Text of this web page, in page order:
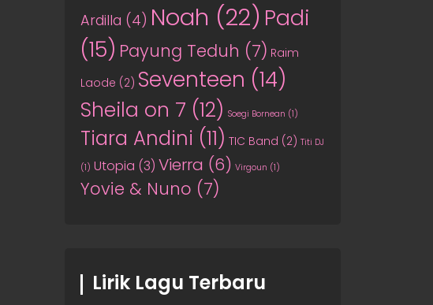
Ardilla (4) Noah (22) Padi
(15) Payung Teduh (7) Raim
Laode (2) Seventeen (14)
Sheila on 7 (12) Soegi Bornean (1)
Tiara Andini (11) TIC Band (2) Titi DJ
(1) Utopia (3) Vierra (6) Virgoun (1)
Yovie & Nuno (7)
Lirik Lagu Terbaru